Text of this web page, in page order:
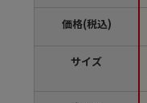
価格(税込)
サイズ